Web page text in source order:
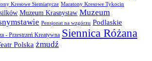
Kresowe Siemiatycze Maratony Kresowe Tykocin
Muzeum Krasnystaw Muzeum
Pensjonat na wzgórzu Podlaskie
- Przestrzeń Kreatywna Siennica Różana
Polska żmudź